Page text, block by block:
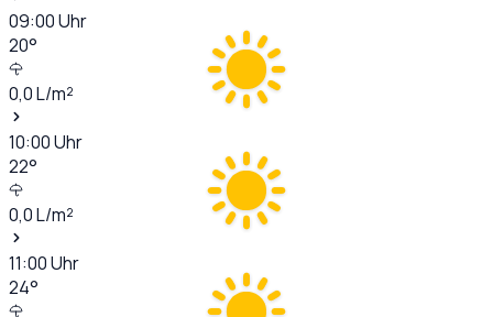
09:00Uhr
20°
0,0L/m²
10:00Uhr
22°
0,0L/m²
11:00Uhr
24°